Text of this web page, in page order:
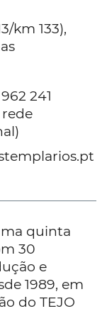
km 133),
241
quinta
30
e
1989, em
do TEJO